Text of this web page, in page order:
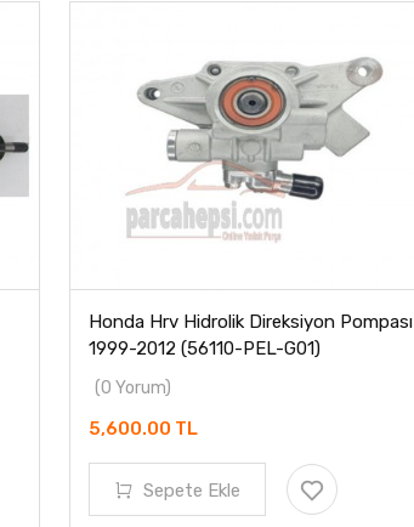
Honda Hrv Hidrolik Direksiyon Pompası
1999-2012 (56110-PEL-G01)
(0 Yorum)
5,600.00 TL
Sepete Ekle